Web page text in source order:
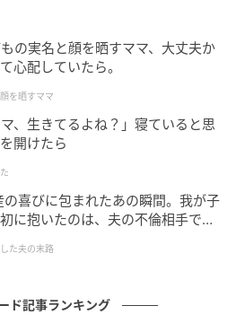
す。70代になっても仕事や趣
生涯のパートナーとして人生
を見ていると、年を取るのも
私。20代後半から40代半ばま
人生を楽しむという意識さえ
付けばもう50歳……と落ち込ん
しんでいる姿を見ると勇気づ
に50歳以降の人生を、自分な
の実名と顔を晒すママ、大丈夫か
心配していたら。
を晒すママ
、生きてるよね？」寝ていると思
開けたら
喜びに包まれたあの瞬間。我が子
に抱いたのは、夫の不倫相手でし
た夫の末路
ド記事ランキング